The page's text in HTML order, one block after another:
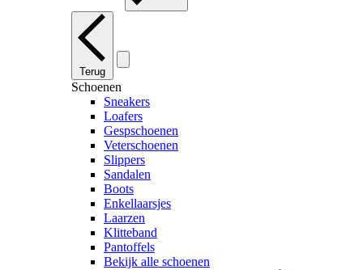
Terug
Schoenen
Sneakers
Loafers
Gespschoenen
Veterschoenen
Slippers
Sandalen
Boots
Enkellaarsjes
Laarzen
Klitteband
Pantoffels
Bekijk alle schoenen